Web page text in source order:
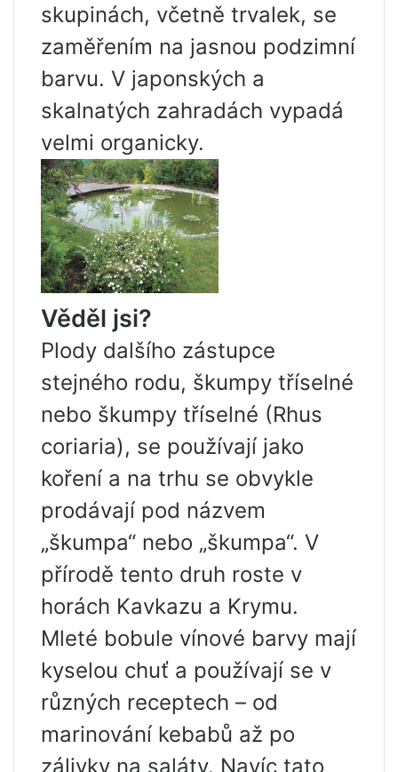
skupinách, včetně trvalek, se
zaměřením na jasnou podzimní
barvu. V japonských a
skalnatých zahradách vypadá
velmi organicky.
Věděl jsi?
Plody dalšího zástupce
stejného rodu, škumpy tříselné
nebo škumpy tříselné (Rhus
coriaria), se používají jako
koření a na trhu se obvykle
prodávají pod názvem
„škumpa“ nebo „škumpa“. V
přírodě tento druh roste v
horách Kavkazu a Krymu.
Mleté bobule vínové barvy mají
kyselou chuť a používají se v
různých receptech – od
marinování kebabů až po
zálivky na saláty. Navíc tato